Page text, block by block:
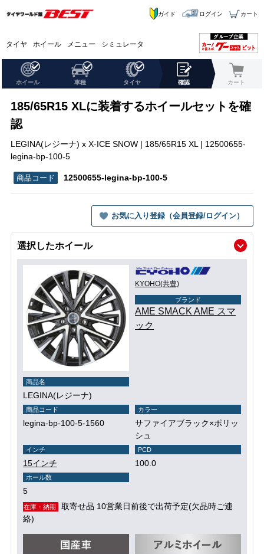
タイヤ ホイール メニュー シミュレータ
ガイド ログイン カート
ホイール 車種 タイヤ 確認 カート
185/65R15 XLに装着するホイールセットを確
認
LEGINA(レジーナ) x X-ICE SNOW | 185/65R15 XL | 12500655-
legina-bp-100-5
12500655-legina-bp-100-5
お気に入り登録（会員登録/ログイン）
選択したホイール
KYOHO(共豊)
ブランド
AME SMACK AME スマ
ック
商品名
LEGINA(レジーナ)
商品コード
legina-bp-100-5-1560
カラー
サファイアブラック×ポリッ
シュ
インチ
15インチ
PCD
100.0
ホール数
5
在庫・納期
取寄せ品 10営業日前後で出荷予定(欠品時ご連
絡)